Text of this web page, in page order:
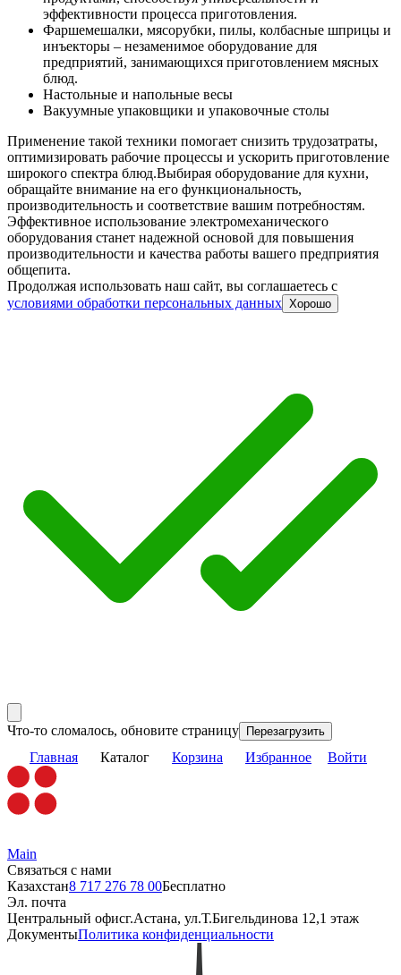
эффективности процесса приготовления.
Фаршемешалки, мясорубки, пилы, колбасные шприцы и
инъекторы – незаменимое оборудование для
предприятий, занимающихся приготовлением мясных
блюд.
Настольные и напольные весы
Вакуумные упаковщики и упаковочные столы
Применение такой техники помогает снизить трудозатраты,
оптимизировать рабочие процессы и ускорить приготовление
широкого спектра блюд.Выбирая оборудование для кухни,
обращайте внимание на его функциональность,
производительность и соответствие вашим потребностям.
Эффективное использование электромеханического
оборудования станет надежной основой для повышения
производительности и качества работы вашего предприятия
общепита.
Продолжая использовать наш сайт, вы соглашаетесь c
условиями обработки персональных данных Хорошо
Что-то сломалось, обновите страницу Перезагрузить
Главная Каталог Корзина Избранное Войти
Main
Связаться с нами
Казахстан8 717 276 78 00Бесплатно
Эл. почта
Центральный офисг.Астана, ул.Т.Бигельдинова 12,1 этаж
ДокументыПолитика конфиденциальности